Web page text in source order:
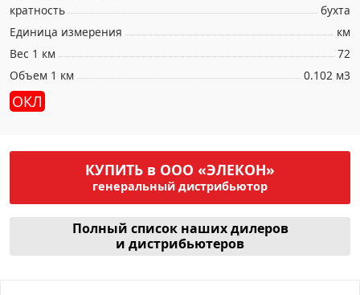
кратность
бухта
Единица измерения
км
Вес 1 км
72
Объем 1 км
0.102 м3
ОКЛ
КУПИТЬ в ООО «ЭЛЕКОН»
генеральный дистрибьютор
Полный список наших дилеров
и дистрибьютеров